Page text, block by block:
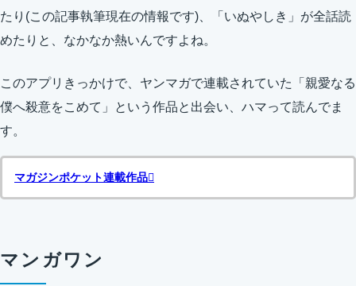
たり(この記事執筆現在の情報です)、「いぬやしき」が全話読
めたりと、なかなか熱いんですよね。
このアプリきっかけで、ヤンマガで連載されていた「親愛なる
僕へ殺意をこめて」という作品と出会い、ハマって読んでま
す。
マガジンポケット連載作品
マンガワン